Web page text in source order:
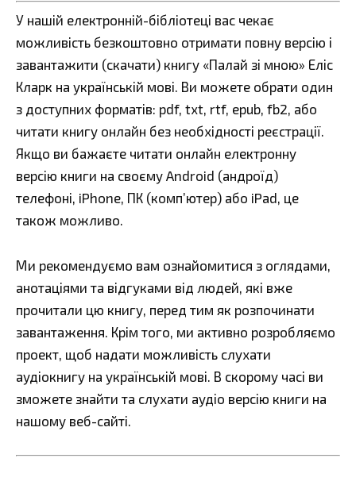
У нашій електронній-бібліотеці вас чекає
можливість безкоштовно отримати повну версію і
завантажити (скачати) книгу «Палай зі мною» Еліс
Кларк на українській мові. Ви можете обрати один
з доступних форматів: pdf, txt, rtf, epub, fb2, або
читати книгу онлайн без необхідності реєстрації.
Якщо ви бажаєте читати онлайн електронну
версію книги на своєму Android (андроїд)
телефоні, iPhone, ПК (комп’ютер) або iPad, це
також можливо.
Ми рекомендуємо вам ознайомитися з оглядами,
анотаціями та відгуками від людей, які вже
прочитали цю книгу, перед тим як розпочинати
завантаження. Крім того, ми активно розробляємо
проект, щоб надати можливість слухати
аудіокнигу на українській мові. В скорому часі ви
зможете знайти та слухати аудіо версію книги на
нашому веб-сайті.